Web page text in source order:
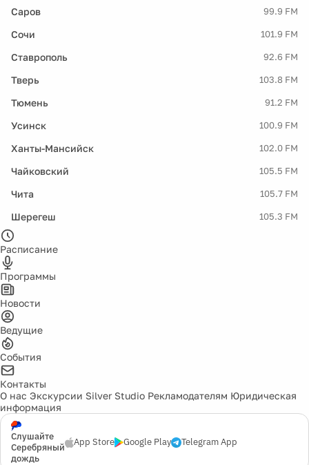
Саров 99.9 FM
Сочи 101.9 FM
Ставрополь 92.6 FM
Тверь 103.8 FM
Тюмень 91.2 FM
Усинск 100.9 FM
Ханты-Мансийск 102.0 FM
Чайковский 105.5 FM
Чита 105.7 FM
Шерегеш 105.3 FM
Расписание
Программы
Новости
Ведущие
События
Контакты
О нас Экскурсии Silver Studio Рекламодателям Юридическая
информация
Слушайте
Серебряный
дождь
App Store Google Play Telegram App